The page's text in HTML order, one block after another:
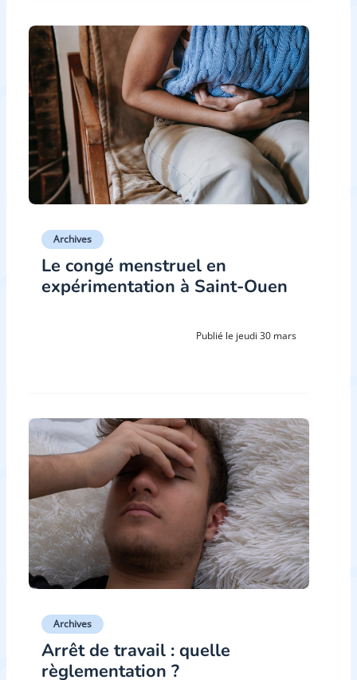
Archives
Le congé menstruel en
expérimentation à Saint-Ouen
Publié le jeudi 30 mars
Archives
Arrêt de travail : quelle
règlementation ?